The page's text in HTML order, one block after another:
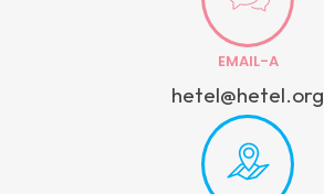
EMAIL-A
hetel@hetel.org